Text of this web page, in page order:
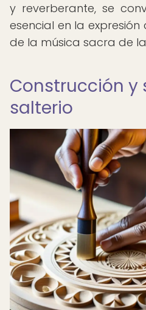
y reverberante, se
esencial en la
de la música sacra de
Construcción y
salterio